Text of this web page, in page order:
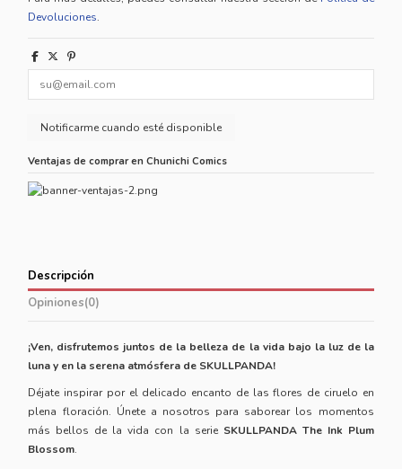
Devoluciones.
Ventajas de comprar en Chunichi Comics
Descripción
Opiniones(0)
¡Ven, disfrutemos juntos de la belleza de la vida bajo la luz de la
luna y en la serena atmósfera de SKULLPANDA!
Déjate inspirar por el delicado encanto de las flores de ciruelo en
plena floración. Únete a nosotros para saborear los momentos
más bellos de la vida con la serie SKULLPANDA The Ink Plum
Blossom.